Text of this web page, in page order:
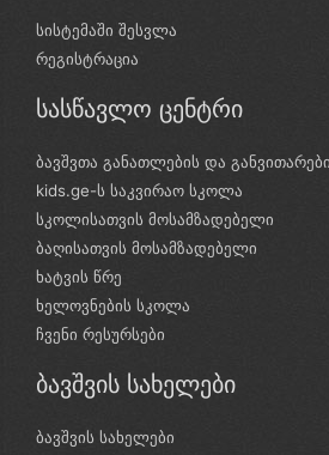
სისტემაში შესვლა
რეგისტრაცია
სასწავლო ცენტრი
ბავშვთა განათლების და
kids.ge-ს საკვირაო სკოლა
სკოლისათვის მოსამზადებელი
ბაღისათვის მოსამზადებელი
ხატვის წრე
ხელოვნების სკოლა
ჩვენი რესურსები
ბავშვის სახელები
ბავშვის სახელები